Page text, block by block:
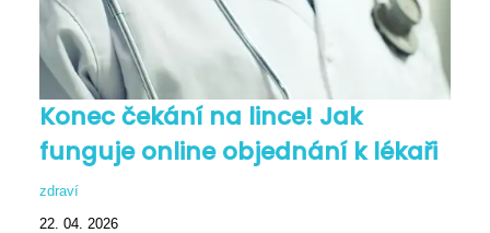
Konec čekání na lince! Jak
funguje online objednání k lékaři
zdraví
22. 04. 2026